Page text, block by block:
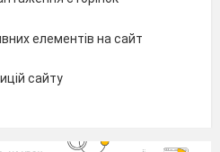
елементів на сайт
сайту